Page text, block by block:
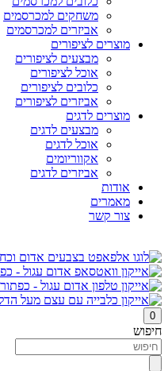
משחקים למכרסמים
אביזרים למכרסמים
מוצרים לציפורים
מבצעים לציפורים
אוכל לציפורים
כלובים לציפורים
אביזרים לציפורים
מוצרים לדגים
מבצעים לדגים
אוכל לדגים
אקווריומים
אביזרים לדגים
אודות
מאמרים
צור קשר
0
חיפוש